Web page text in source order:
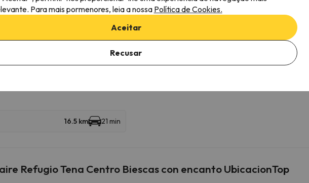
Para consultar as suas condições, é essencial que nos envie uma mensagem através da
16.5 km 21 min
Refugio Tena Centro Biescas con encanto UbicacionTop
Para mais pormenores, leia a nossa Política de Cookies.
Aceitar
Recusar